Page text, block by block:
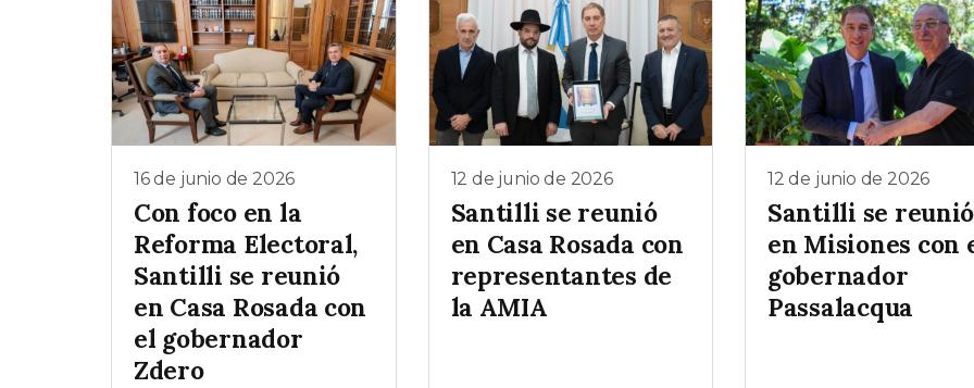
16 de junio de 2026
Con foco en la
Reforma Electoral,
Santilli se reunió
en Casa Rosada con
el gobernador
Zdero
12 de junio de 2026
Santilli se reunió
en Casa Rosada con
representantes de
la AMIA
12 de junio de 2026
Santilli se reunió
en Misiones con
gobernador
Passalacqua